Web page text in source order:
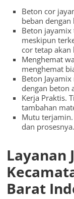
Beton cor
beban dengan
Beton
meskipun
cor tetap akan
Menghemat
menghemat
Beton
dengan beton
Kerja Praktis.
tambahan
Mutu
dan prosesnya.
Layanan
Barat